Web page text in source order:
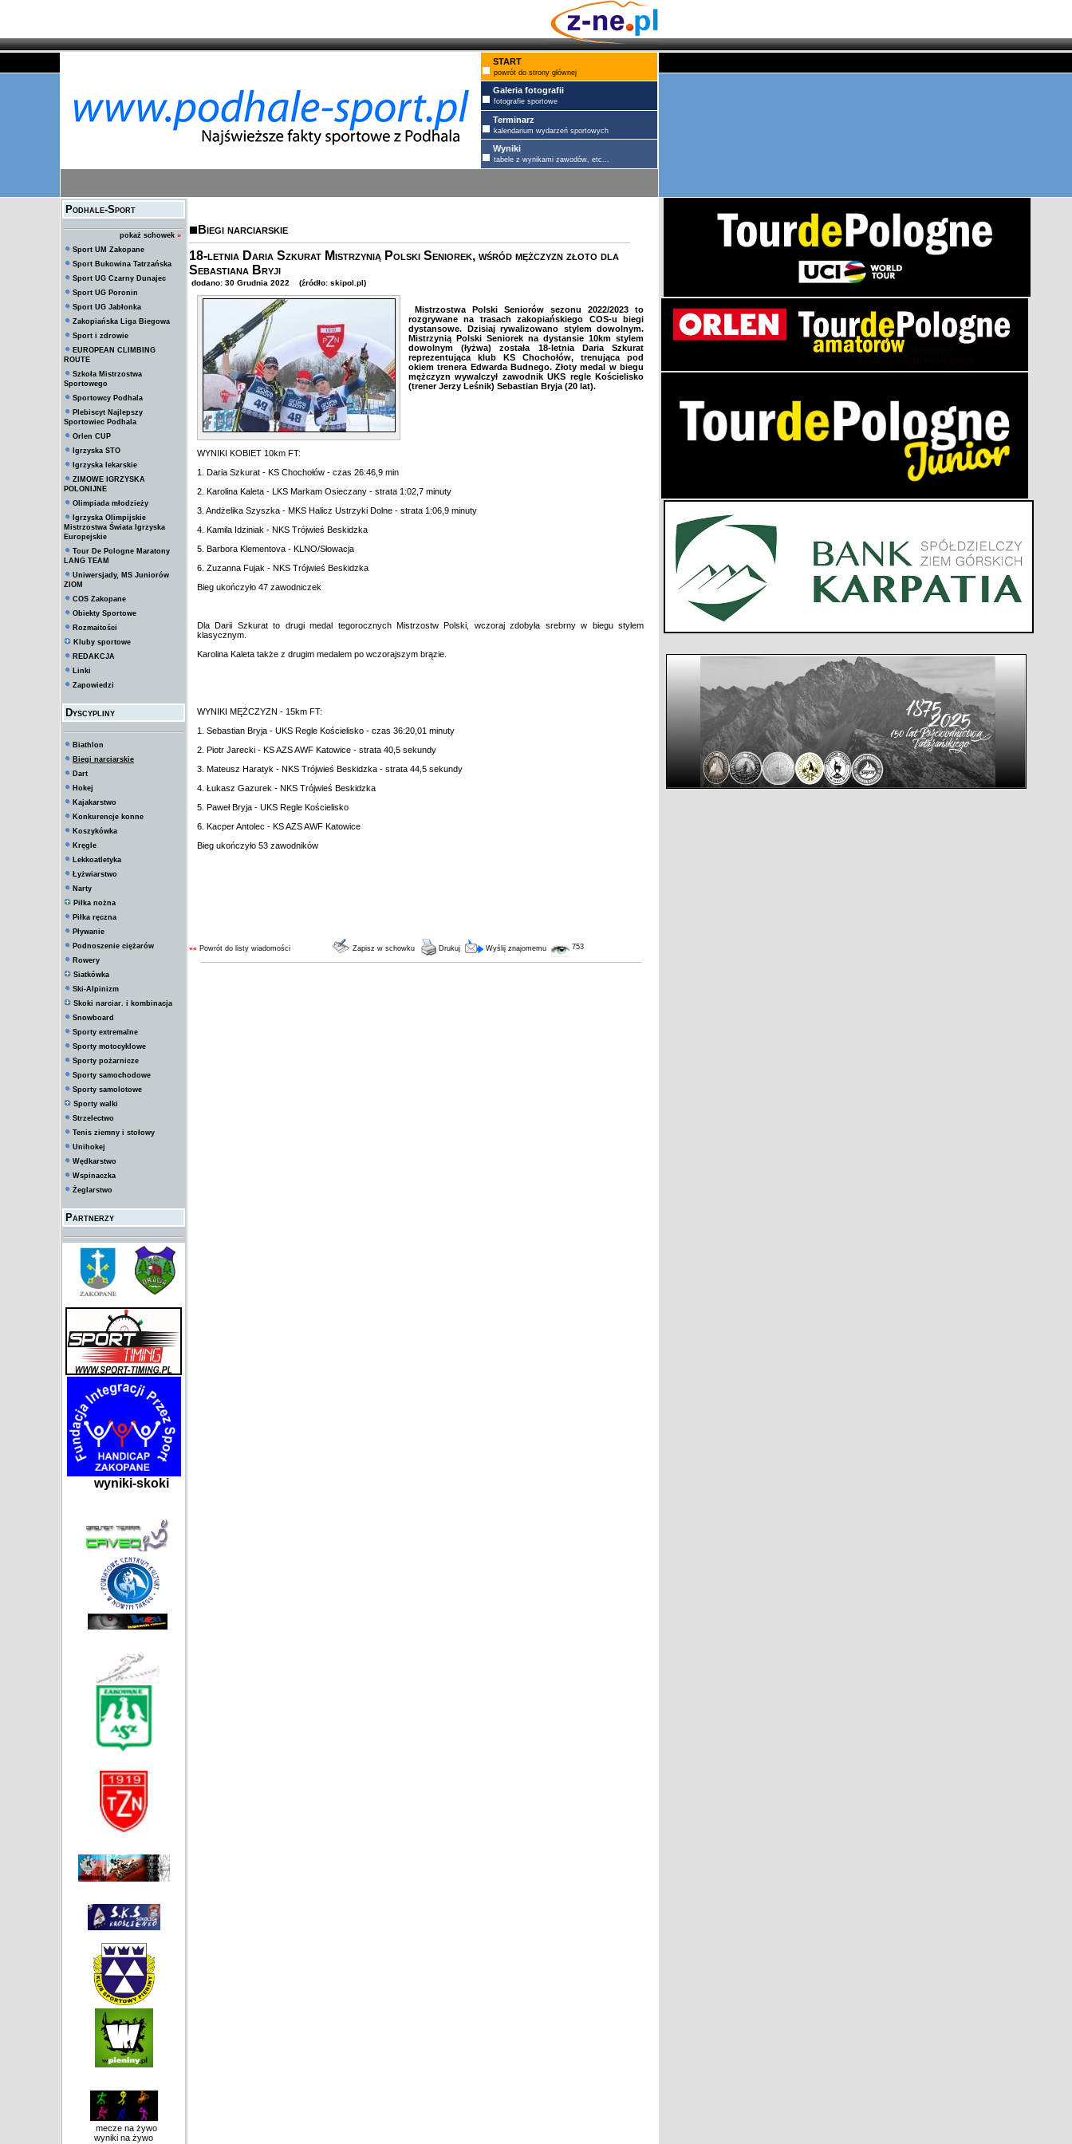
START
powrót do strony głównej
Galeria fotografii
fotografie sportowe
Terminarz
kalendarium wydarzeń sportowych
Wyniki
tabele z wynikami zawodów, etc...
Podhale-Sport
pokaż schowek »
Sport UM Zakopane
Sport Bukowina Tatrzańska
Sport UG Czarny Dunajec
Sport UG Poronin
Sport UG Jabłonka
Zakopiańska Liga Biegowa
Sport i zdrowie
EUROPEAN CLIMBING
ROUTE
Szkoła Mistrzostwa
Sportowego
Sportowcy Podhala
Plebiscyt Najlepszy
Sportowiec Podhala
Orlen CUP
Igrzyska STO
Igrzyska lekarskie
ZIMOWE IGRZYSKA
POLONIJNE
Olimpiada młodzieży
Igrzyska Olimpijskie
Mistrzostwa Świata Igrzyska
Europejskie
Tour De Pologne Maratony
LANG TEAM
Uniwersjady, MS Juniorów
ZIOM
COS Zakopane
Obiekty Sportowe
Rozmaitości
Kluby sportowe
REDAKCJA
Linki
Zapowiedzi
Dyscypliny
Biathlon
Biegi narciarskie
Dart
Hokej
Kajakarstwo
Konkurencje konne
Koszykówka
Kręgle
Lekkoatletyka
Łyżwiarstwo
Narty
Piłka nożna
Piłka ręczna
Pływanie
Podnoszenie ciężarów
Rowery
Siatkówka
Ski-Alpinizm
Skoki narciar. i kombinacja
Snowboard
Sporty extremalne
Sporty motocyklowe
Sporty pożarnicze
Sporty samochodowe
Sporty samolotowe
Sporty walki
Strzelectwo
Tenis ziemny i stołowy
Unihokej
Wędkarstwo
Wspinaczka
Żeglarstwo
Partnerzy
wyniki-skoki
mecze na żywo
wyniki na żywo
Biegi narciarskie
18-letnia Daria Szkurat Mistrzynią Polski Seniorek, wśród mężczyzn złoto dla
Sebastiana Bryji
dodano: 30 Grudnia 2022 (źródło: skipol.pl)
Mistrzostwa Polski Seniorów sezonu 2022/2023 to
rozgrywane na trasach zakopiańskiego COS-u biegi
dystansowe. Dzisiaj rywalizowano stylem dowolnym.
Mistrzynią Polski Seniorek na dystansie 10km stylem
dowolnym (łyżwa) została 18-letnia Daria Szkurat
reprezentująca klub KS Chochołów, trenująca pod
okiem trenera Edwarda Budnego. Złoty medal w biegu
mężczyzn wywalczył zawodnik UKS regle Kościelisko
(trener Jerzy Leśnik) Sebastian Bryja (20 lat).
WYNIKI KOBIET 10km FT:
1. Daria Szkurat - KS Chochołów - czas 26:46,9 min
2. Karolina Kaleta - LKS Markam Osieczany - strata 1:02,7 minuty
3. Andżelika Szyszka - MKS Halicz Ustrzyki Dolne - strata 1:06,9 minuty
4. Kamila Idziniak - NKS Trójwieś Beskidzka
5. Barbora Klementova - KLNO/Słowacja
6. Zuzanna Fujak - NKS Trójwieś Beskidzka
Bieg ukończyło 47 zawodniczek
Dla Darii Szkurat to drugi medal tegorocznych Mistrzostw Polski, wczoraj zdobyła srebrny w biegu stylem
klasycznym.
Karolina Kaleta także z drugim medalem po wczorajszym brązie.
WYNIKI MĘŻCZYZN - 15km FT:
1. Sebastian Bryja - UKS Regle Kościelisko - czas 36:20,01 minuty
2. Piotr Jarecki - KS AZS AWF Katowice - strata 40,5 sekundy
3. Mateusz Haratyk - NKS Trójwieś Beskidzka - strata 44,5 sekundy
4. Łukasz Gazurek - NKS Trójwieś Beskidzka
5. Paweł Bryja - UKS Regle Kościelisko
6. Kacper Antolec - KS AZS AWF Katowice
Bieg ukończyło 53 zawodników
«« Powrót do listy wiadomości Zapisz w schowku Drukuj Wyślij znajomemu 753